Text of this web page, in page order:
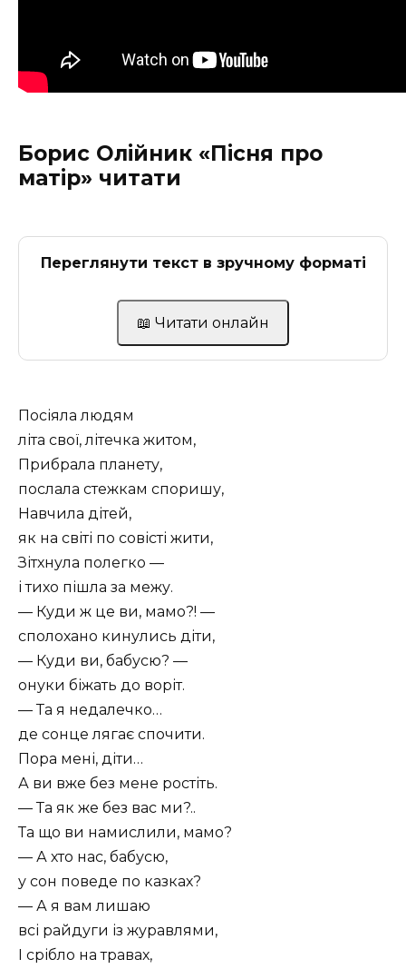
Борис Олійник «Пісня про
матір» читати
Переглянути текст в зручному форматі
📖 Читати онлайн
Посіяла людям
літа свої, літечка житом,
Прибрала планету,
послала стежкам споришу,
Навчила дітей,
як на світі по совісті жити,
Зітхнула полегко —
і тихо пішла за межу.
— Куди ж це ви, мамо?! —
сполохано кинулись діти,
— Куди ви, бабусю? —
онуки біжать до воріт.
— Та я недалечко…
де сонце лягає спочити.
Пора мені, діти…
А ви вже без мене ростіть.
— Та як же без вас ми?..
Та що ви намислили, мамо?
— А хто нас, бабусю,
у сон поведе по казках?
— А я вам лишаю
всі райдуги із журавлями,
І срібло на травах,